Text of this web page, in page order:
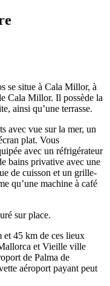
se situe à Cala Millor, à
Cala Millor. Il possède la
ainsi qu’une terrasse.
avec vue sur la mer, un
plat. Vous
avec un réfrigérateur
bains privative avec une
de cuisson et un grille-
qu’une machine à café
sur place.
et 45 km de ces lieux
et Vieille ville
de Palma de
aéroport payant peut